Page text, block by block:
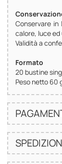
Conservare
calore, luce
Validità a
Formato
20 bustine
Peso netto 60